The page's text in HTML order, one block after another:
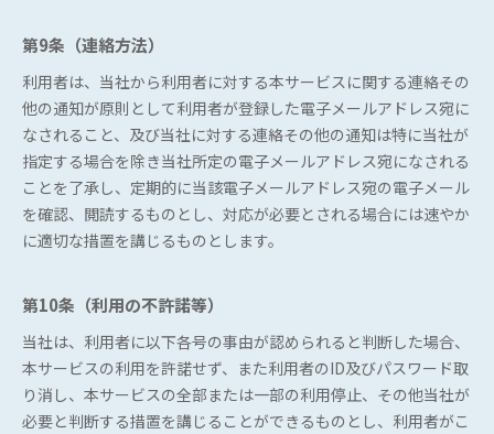
パーパス
サービス
会社情報
第9条（連絡方法）
利用者は、当社から利用者に対する本サービスに関する連絡その
他の通知が原則として利用者が登録した電子メールアドレス宛に
なされること、及び当社に対する連絡その他の通知は特に当社が
指定する場合を除き当社所定の電子メールアドレス宛になされる
ことを了承し、定期的に当該電子メールアドレス宛の電子メール
を確認、閲読するものとし、対応が必要とされる場合には速やか
に適切な措置を講じるものとします。
第10条（利用の不許諾等）
当社は、利用者に以下各号の事由が認められると判断した場合、
本サービスの利用を許諾せず、また利用者のID及びパスワード取
り消し、本サービスの全部または一部の利用停止、その他当社が
必要と判断する措置を講じることができるものとし、利用者がこ